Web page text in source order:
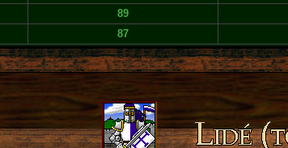
89
87